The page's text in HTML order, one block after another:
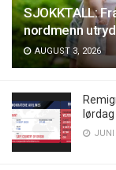
SJOKKTALL:
nordmenn
AUGUST 3, 2026
JUNI